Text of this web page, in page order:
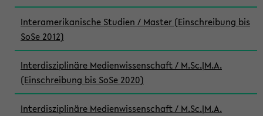
Interamerikanische Studien / Master (Einschreibung bis
SoSe 2012)
Interdisziplinäre Medienwissenschaft / M.Sc.|M.A.
(Einschreibung bis SoSe 2020)
Interdisziplinäre Medienwissenschaft / M.Sc.|M.A.